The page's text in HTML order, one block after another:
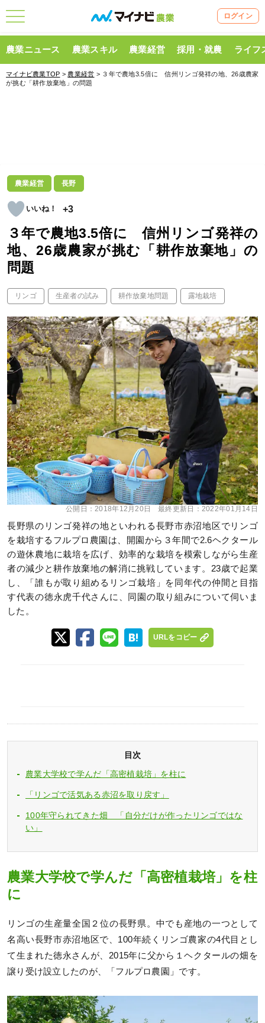
ログイン
農業ニュース 農業スキル 農業経営 採用・就農 ライフ
マイナビ農業TOP > 農業経営 > ３年で農地3.5倍に 信州リンゴ発祥の地、26歳農家
が挑む「耕作放棄地」の問題
農業経営 長野
+3
３年で農地3.5倍に 信州リンゴ発祥の
地、26歳農家が挑む「耕作放棄地」の
問題
リンゴ 生産者の試み 耕作放棄地問題 露地栽培
公開日：2018年12月20日 最終更新日： 2022年01月14日
長野県のリンゴ発祥の地といわれる長野市赤沼地区でリンゴ
を栽培するフルプロ農園は、開園から３年間で2.6ヘクタール
の遊休農地に栽培を広げ、効率的な栽培を模索しながら生産
者の減少と耕作放棄地の解消に挑戦しています。23歳で起業
し、「誰もが取り組めるリンゴ栽培」を同年代の仲間と目指
す代表の徳永虎千代さんに、同園の取り組みについて伺いま
した。
URLをコピー
目次
農業大学校で学んだ「高密植栽培」を柱に
「リンゴで活気ある赤沼を取り戻す」
100年守られてきた畑 「自分だけが作ったリンゴではな
い」
農業大学校で学んだ「高密植栽培」を柱
に
リンゴの生産量全国２位の長野県。中でも産地の一つとして
名高い長野市赤沼地区で、100年続くリンゴ農家の4代目とし
て生まれた徳永さんが、2015年に父から１ヘクタールの畑を
譲り受け設立したのが、「フルプロ農園」です。